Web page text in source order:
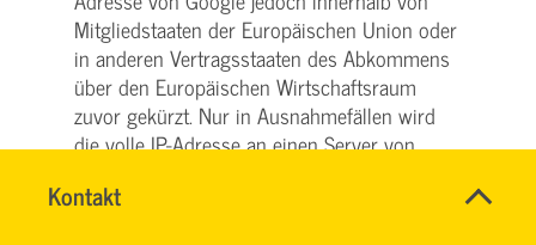
Kontakt
HASSNAE
Name*
Mitgliedstaaten der Europäischen Union oder
in anderen Vertragsstaaten des Abkommens
über den Europäischen Wirtschaftsraum
zuvor gekürzt. Nur in Ausnahmefällen wird
die volle IP-Adresse an einen Server von
gekürzt. Im Auftrag des Betreibers dieser